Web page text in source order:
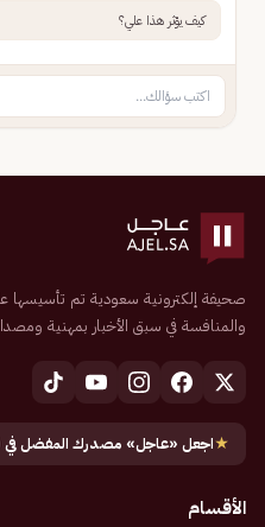
كيف يؤثر هذا علي؟
والمنافسة في سبق الأخبار بمهنية
★اجعل «عاجل» مصدرك المفضل في
الأقسام